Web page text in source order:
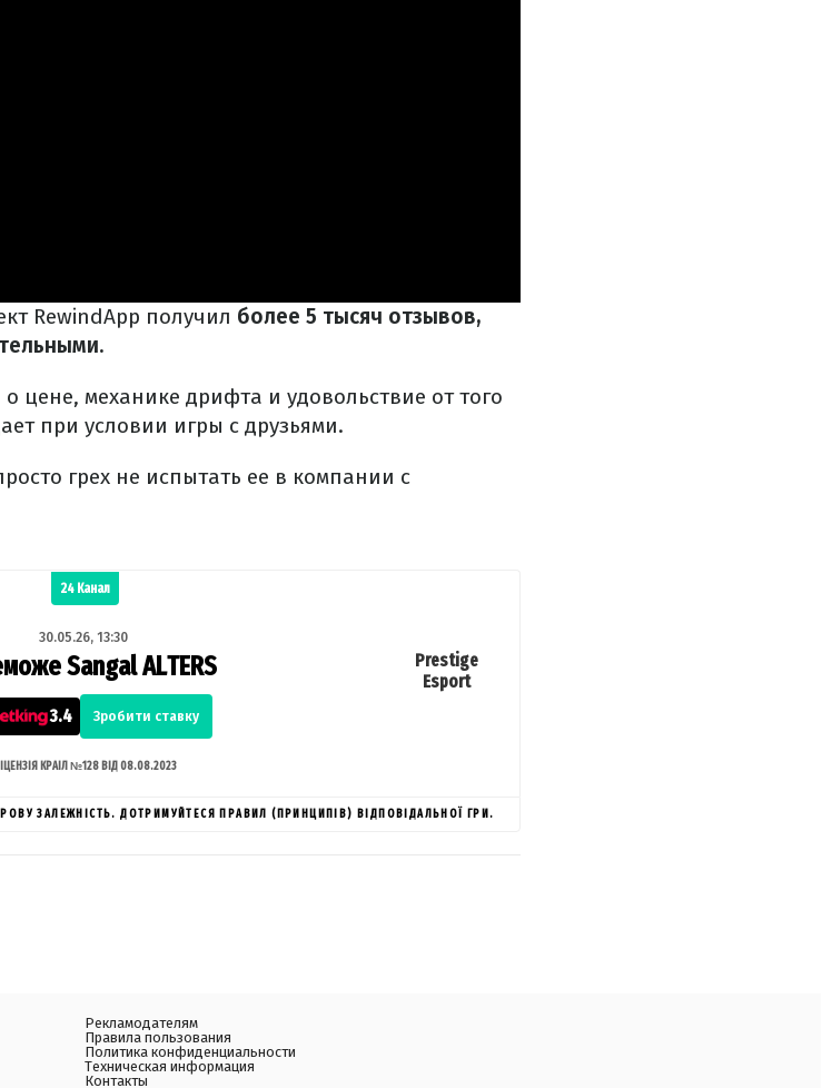
RewindApp получил более 5 тысяч отзывов,
цене, механике дрифта и удовольствие от того
при условии игры с друзьями.
грех не испытать ее в компании с
24 Канал
30.05.26, 13:30
Sangal ALTERS
3.4 Зробити ставку
Prestige
Esport
КРАІЛ №128 ВІД 08.08.2023
ЗАЛЕЖНІСТЬ. ДОТРИМУЙТЕСЯ ПРАВИЛ (ПРИНЦИПІВ) ВІДПОВІДАЛЬНОЇ ГРИ.
Рекламодателям
Правила пользования
Политика конфиденциальности
Техническая информация
Контакты